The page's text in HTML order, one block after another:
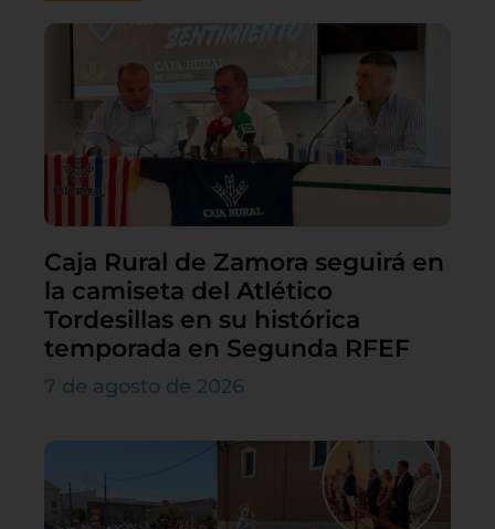
Caja Rural de Zamora seguirá en
la camiseta del Atlético
Tordesillas en su histórica
temporada en Segunda RFEF
7 de agosto de 2026